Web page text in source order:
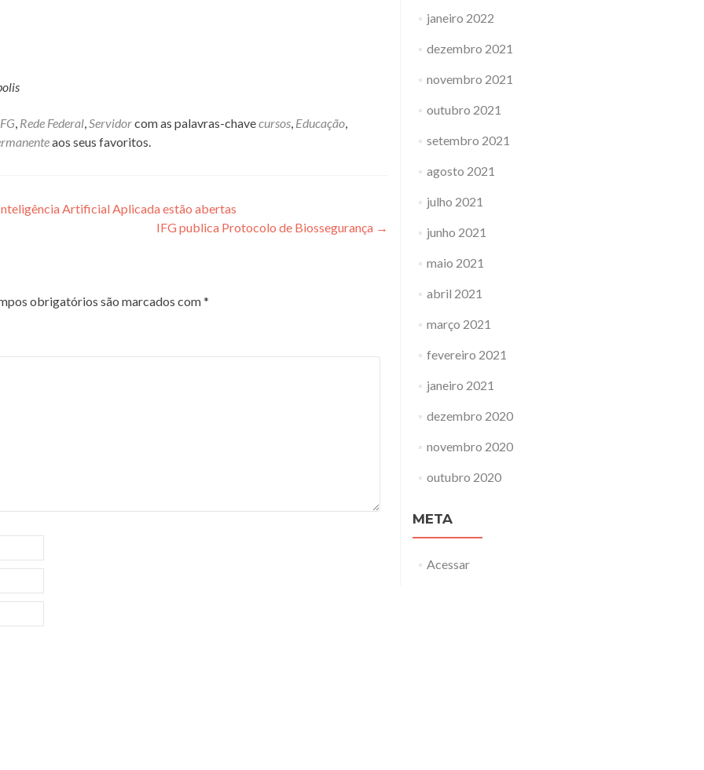
, Rede Federal,Servidorcom as palavras-chavecursos, Educação,
aos seus favoritos.
Artificial Aplicada estão abertas
IFG publica Protocolo de Biossegurança →
obrigatórios são marcados com*
janeiro 2022
dezembro 2021
novembro 2021
outubro 2021
setembro 2021
agosto 2021
julho 2021
junho 2021
maio 2021
abril 2021
março 2021
fevereiro 2021
janeiro 2021
dezembro 2020
novembro 2020
outubro 2020
META
Acessar